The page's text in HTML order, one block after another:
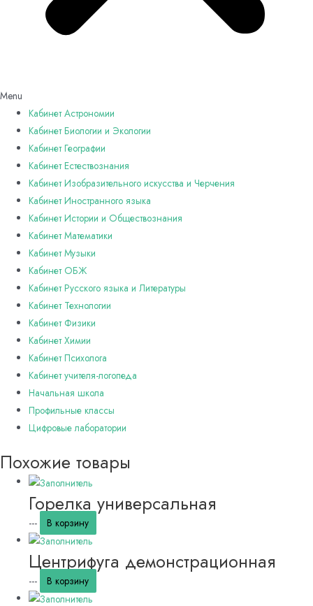
Menu
Кабинет Астрономии
Кабинет Биологии и Экологии
Кабинет Географии
Кабинет Естествознания
Кабинет Изобразительного искусства и Черчения
Кабинет Иностранного языка
Кабинет Истории и Обществознания
Кабинет Математики
Кабинет Музыки
Кабинет ОБЖ
Кабинет Русского языка и Литературы
Кабинет Технологии
Кабинет Физики
Кабинет Химии
Кабинет Психолога
Кабинет учителя-логопеда
Начальная школа
Профильные классы
Цифровые лаборатории
Похожие товары
Горелка универсальная
--- В корзину
Центрифуга демонстрационная
--- В корзину